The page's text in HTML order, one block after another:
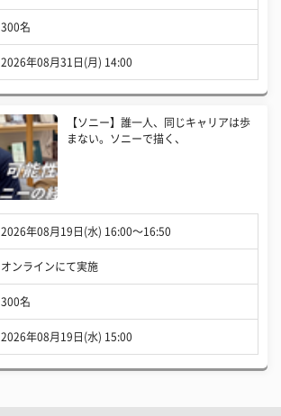
300名
2026年08月31日(月) 14:00
【ソニー】誰一人、同じキャリアは歩
まない。ソニーで描く、
2026年08月19日(水) 16:00〜16:50
オンラインにて実施
300名
2026年08月19日(水) 15:00